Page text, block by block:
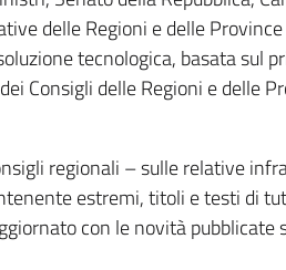
delle Regioni e delle
tecnologica, basata sul
Consigli delle Regioni e delle
regionali – sulle relative
estremi, titoli e testi di
con le novità pubblicate